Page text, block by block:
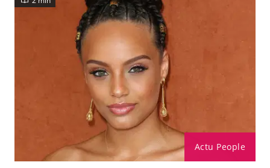
Actu People